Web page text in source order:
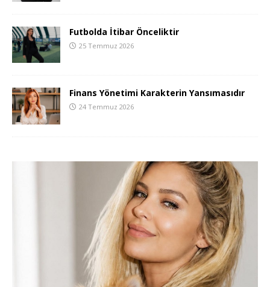
Futbolda İtibar Önceliktir
25 Temmuz 2026
Finans Yönetimi Karakterin Yansımasıdır
24 Temmuz 2026